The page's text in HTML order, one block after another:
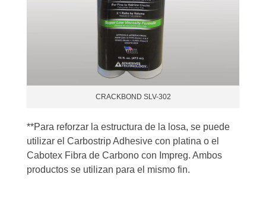
CRACKBOND SLV-302
**Para reforzar la estructura de la losa, se puede
utilizar el Carbostrip Adhesive con platina o el
Cabotex Fibra de Carbono con Impreg. Ambos
productos se utilizan para el mismo fin.